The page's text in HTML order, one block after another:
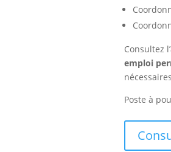
Consultez
emploi
Poste à